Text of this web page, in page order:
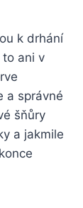
k drhání
to ani v
a správné
šňůry
a jakmile